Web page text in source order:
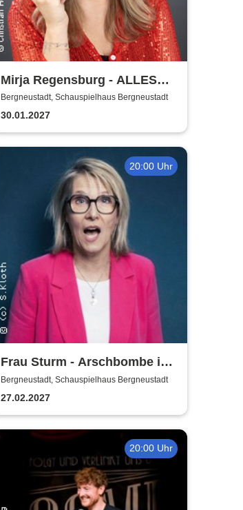
Mirja Regensburg - ALLES
WIRD GUT!
Bergneustadt, Schauspielhaus Bergneustadt
30.01.2027
20:00 Uhr
Frau Sturm - Arschbombe ins
Leben
Bergneustadt, Schauspielhaus Bergneustadt
27.02.2027
20:00 Uhr